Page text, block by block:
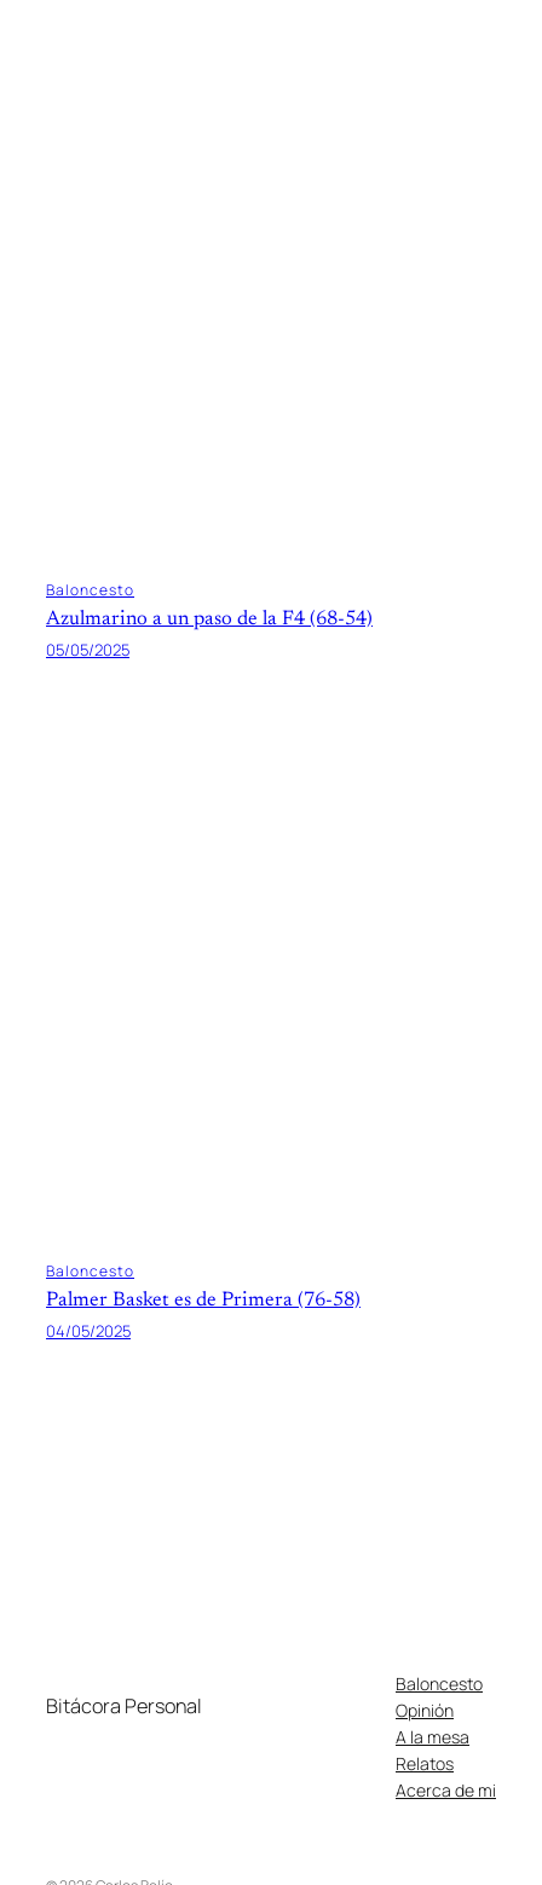
Baloncesto
Azulmarino a un paso de la F4 (68-54)
05/05/2025
Baloncesto
Palmer Basket es de Primera (76-58)
04/05/2025
Bitácora Personal
Baloncesto
Opinión
A la mesa
Relatos
Acerca de mi